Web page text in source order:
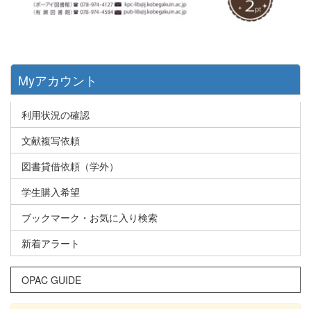
Myアカウント
利用状況の確認
文献複写依頼
図書貸借依頼（学外）
学生購入希望
ブックマーク・お気に入り検索
新着アラート
OPAC GUIDE